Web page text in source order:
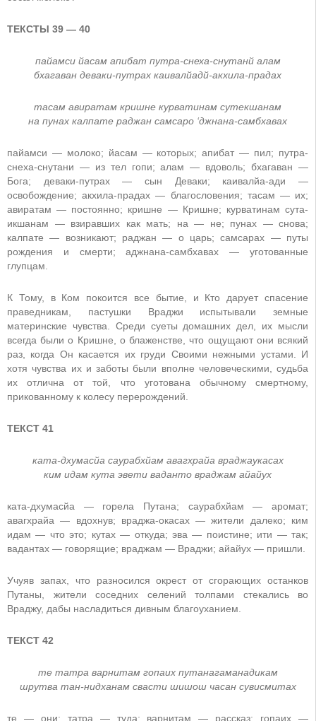
ТЕКСТЫ 39 — 40
пайамси йасам апибат путра-снеха-снутанй алам
бхагаван деваки-путрах каивалйадй-акхила-прадах
тасам авиратам кришне курватинам сутекшанам
на пунах калпате раджан самсаро ‘джнана-самбхавах
пайамси — молоко; йасам — которых; апибат — пил; путра-
снеха-снутани — из тел гопи; алам — вдоволь; бхагаван —
Бога; деваки-путрах — сын Деваки; каивалйа-ади —
освобождение; акхила-прадах — благословения; тасам — их;
авиратам — постоянно; кришне — Кришне; курватинам сута-
икшанам — взиравших как мать; на — не; пунах — снова;
калпате — возникают; раджан — о царь; самсарах — путы
рождения и смерти; аджнана-самбхавах — уготованные
глупцам.
К Тому, в Ком покоится все бытие, и Кто дарует спасение
праведникам, пастушки Враджи испытывали земные
материнские чувства. Среди суеты домашних дел, их мысли
всегда были о Кришне, о блаженстве, что ощущают они всякий
раз, когда Он касается их груди Своими нежными устами. И
хотя чувства их и заботы были вполне человеческими, судьба
их отлична от той, что уготована обычному смертному,
прикованному к колесу перерождений.
ТЕКСТ 41
ката-дхумасйа саурабхйам авагхрайа враджаукасах
ким идам кута эвети ваданто враджам айайух
ката-дхумасйа — горела Путана; саурабхйам — аромат;
авагхрайа — вдохнув; враджа-окасах — жители далеко; ким
идам — что это; кутах — откуда; эва — поистине; ити — так;
вадантах — говорящие; враджам — Враджи; айайух — пришли.
Учуяв запах, что разносился окрест от сгорающих останков
Путаны, жители соседних селений толпами стекались во
Враджу, дабы насладиться дивным благоуханием.
ТЕКСТ 42
те татра варнитам гопаих путанагаманадикам
шрутва тан-нидханам свасти шишош часан сувисмитах
те — они; татра — туда; варнитам — рассказ; гопаих —